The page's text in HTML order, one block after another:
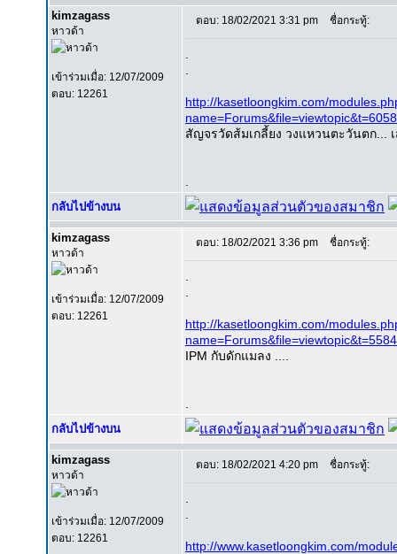
kimzagass
หาวด้า
เข้าร่วมเมื่อ: 12/07/2009
ตอบ: 12261
ตอบ: 18/02/2021 3:31 pm ชื่อกระทู้:
http://kasetloongkim.com/
สัญจรวัดส้มเกลี้ยง วงแหวนตะวันตก...
กลับไปข้างบน
kimzagass
หาวด้า
เข้าร่วมเมื่อ: 12/07/2009
ตอบ: 12261
ตอบ: 18/02/2021 3:36 pm ชื่อกระทู้:
http://kasetloongkim.com/
IPM กับดักแมลง ....
กลับไปข้างบน
kimzagass
หาวด้า
เข้าร่วมเมื่อ: 12/07/2009
ตอบ: 12261
ตอบ: 18/02/2021 4:20 pm ชื่อกระทู้:
http://www.kasetloongkim.com/